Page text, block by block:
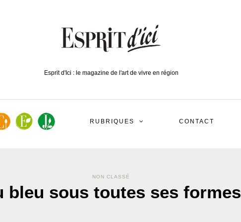
Esprit d'Ici : le magazine de l'art de vivre en région
RUBRIQUES CONTACT
NON CLASSÉ
bleu sous toutes ses formes